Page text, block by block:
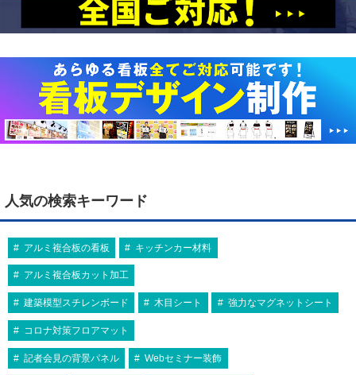
人気の検索キーワード
アルミ複合板の看板 キッチンカー材料
アルミ複合板カット加工
建築模型スチレンボード 木目シート 強力なマグネットシート
コロナ対策フロアマット
記者会見の背景パネル Webセミナー装飾